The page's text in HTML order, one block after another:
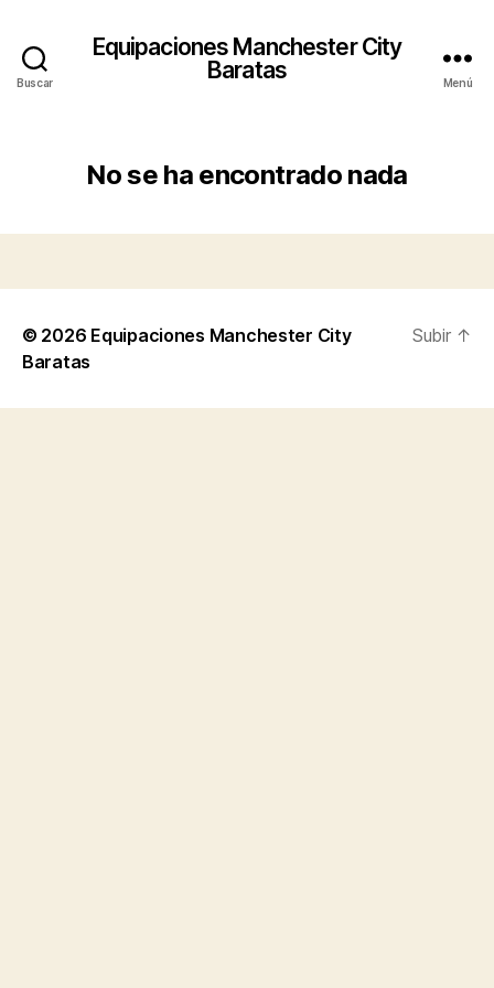
Buscar
Equipaciones Manchester City
Baratas
Menú
No se ha encontrado nada
© 2026 Equipaciones Manchester City
Baratas
Subir ↑